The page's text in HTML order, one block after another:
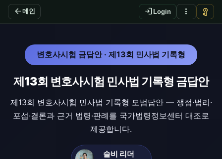
arrow_back 메인 login Login more_vert vpn_key
변호사시험 금답안 · 제13회 민사법 기록형
제13회 변호사시험 민사법 기록형 금답안
제13회 변호사시험 민사법 기록형 모범답안 — 쟁점·법리·
포섭·결론과 근거 법령·판례를 국가법령정보센터 대조로
제공합니다.
슬비 리더